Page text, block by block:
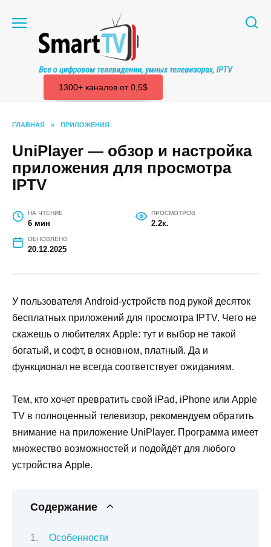
содержанию
1300+ каналов от 0,5$
ГЛАВНАЯ » ПРИЛОЖЕНИЯ
UniPlayer — обзор и настройка
приложения для просмотра
IPTV
НА ЧТЕНИЕ
6 мин
ПРОСМОТРОВ
2.2к.
ОБНОВЛЕНО
20.12.2025
У пользователя Android-устройств под рукой десяток
бесплатных приложений для просмотра IPTV. Чего не
скажешь о любителях Apple: тут и выбор не такой
богатый, и софт, в основном, платный. Да и
функционал не всегда соответствует ожиданиям.
Тем, кто хочет превратить свой iPad, iPhone или Apple
TV в полноценный телевизор, рекомендуем обратить
внимание на приложение UniPlayer. Программа имеет
множество возможностей и подойдёт для любого
устройства Apple.
Содержание
Особенности